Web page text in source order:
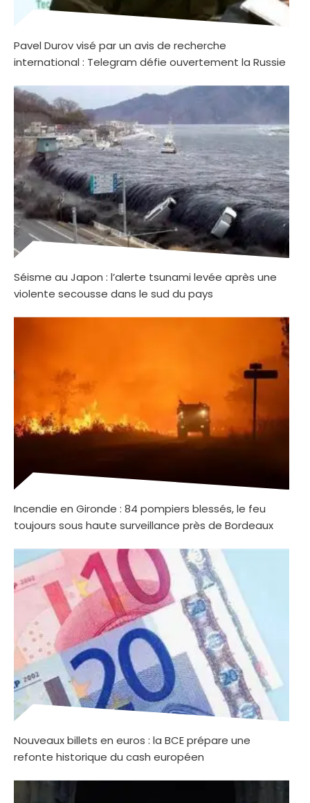
Pavel Durov visé par un avis de recherche
international : Telegram défie ouvertement la Russie
Séisme au Japon : l’alerte tsunami levée après une
violente secousse dans le sud du pays
Incendie en Gironde : 84 pompiers blessés, le feu
toujours sous haute surveillance près de Bordeaux
Nouveaux billets en euros : la BCE prépare une
refonte historique du cash européen